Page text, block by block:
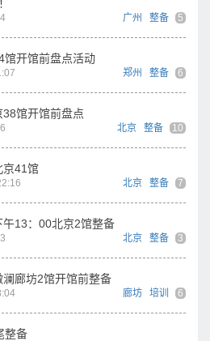
广州 整备 5
馆开馆前盘点活动
郑州 整备 6
馆开馆前盘点
北京 整备 10
京41馆
北京 整备 7
午13：00北京2馆整备
北京 整备 3
廊坊2馆开馆前整备
廊坊 培训 6
整备